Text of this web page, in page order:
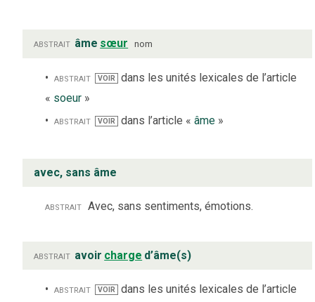
abstrait âme sœur nom
abstrait VOIR dans les unités lexicales de l’article
« soeur »
abstrait
VOIR dans l’article « âme»
avec, sans âme
abstrait Avec, sans sentiments, émotions.
abstrait avoir charge d’âme(s)
abstrait VOIR dans les unités lexicales de l’article